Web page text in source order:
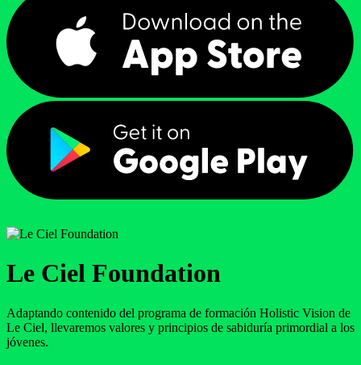
Le Ciel Foundation
Adaptando contenido del programa de formación Holistic Vision de
Le Ciel, llevaremos valores y principios de sabiduría primordial a los
jóvenes.